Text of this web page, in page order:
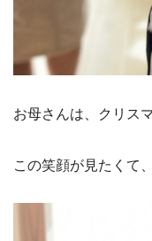
お母さんは、クリス
この笑顔が見たくて